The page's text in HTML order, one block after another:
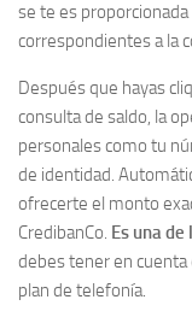
se te es
correspondientes a la
Después que hayas
consulta de saldo, la
personales como tu
de identidad.
ofrecerte el monto
CredibanCo. Es una
debes tener en cuenta
plan de telefonía.